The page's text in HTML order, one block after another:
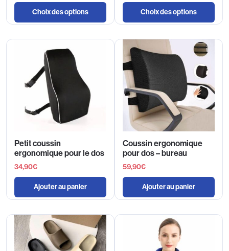
Choix des options Choix des options
Petit coussin
ergonomique pour le dos
34,90€
Ajouter au panier
Coussin ergonomique
pour dos – bureau
59,90€
Ajouter au panier